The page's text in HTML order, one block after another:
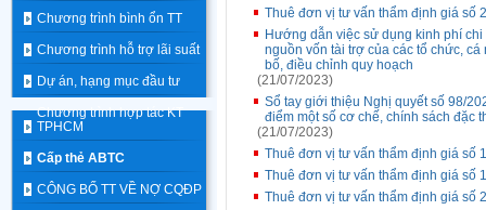
Chương trình bình ổn TT
Chương trình hỗ trợ lãi suất
Dự án, hạng mục đầu tư
Chương trình hợp tác KT
TPHCM
Cấp thẻ ABTC
CÔNG BỐ TT VỀ NỢ CQĐP
Thuê đơn vị tư vấn thẩm định giá số
Hướng dẫn việc sử dụng kinh phí
nguồn vốn tài trợ của các tổ chức,
bố, điều chỉnh quy hoạch
(21/07/2023)
Sổ tay giới thiệu Nghị quyết số 98/
điểm một số cơ chế, chính sách đặc
(21/07/2023)
Thuê đơn vị tư vấn thẩm định giá số
Thuê đơn vị tư vấn thẩm định giá số
Thuê đơn vị tư vấn thẩm định giá số